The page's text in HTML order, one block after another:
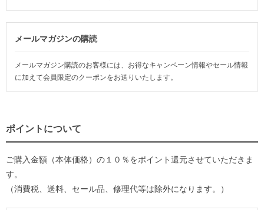
メールマガジンの購読
メールマガジン購読のお客様には、お得なキャンペーン情報やセール情報
に加えて会員限定のクーポンをお送りいたします。
ポイントについて
ご購入金額（本体価格）の１０％をポイント還元させていただきま
す。
（消費税、送料、セール品、修理代等は除外になります。）